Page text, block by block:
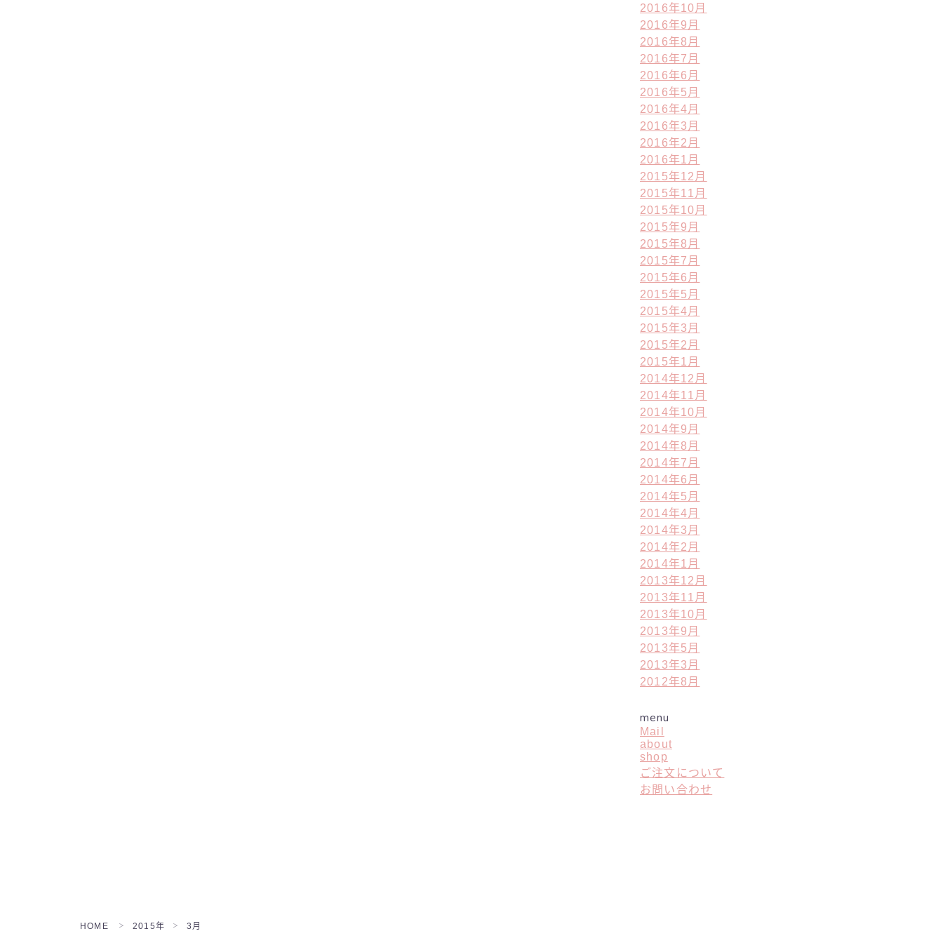
2016年10月
2016年9月
2016年8月
2016年7月
2016年6月
2016年5月
2016年4月
2016年3月
2016年2月
2016年1月
2015年12月
2015年11月
2015年10月
2015年9月
2015年8月
2015年7月
2015年6月
2015年5月
2015年4月
2015年3月
2015年2月
2015年1月
2014年12月
2014年11月
2014年10月
2014年9月
2014年8月
2014年7月
2014年6月
2014年5月
2014年4月
2014年3月
2014年2月
2014年1月
2013年12月
2013年11月
2013年10月
2013年9月
2013年5月
2013年3月
2012年8月
menu
Mail
about
shop
ご注文について
お問い合わせ
HOME ＞ 2015年 ＞ 3月